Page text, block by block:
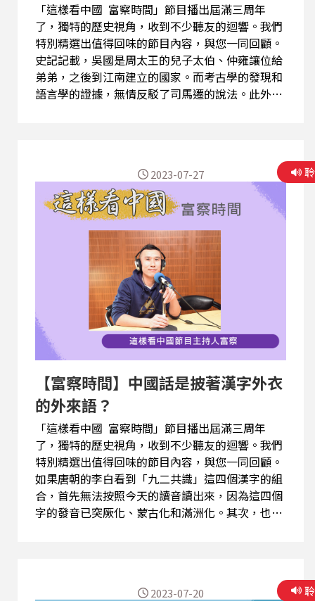
「這樣看中國 富察時間」節目播出屆滿三周年
了，獨特的歷史視角，收到不少聽友的迴響。我們
特別精選出值得回味的節目內容，與您一同回顧。
史記記載，吳國是周太王的兒子太伯、仲雍讓位給
弟弟，之後到江南建立的國家。而考古學的發現和
語言學的證據，無情反駁了司馬遷的說法。此外，
EMAIL: 2020@rti.org.tw、
20200203news@gmail.com PODCAST：SOUND
ON 、SPOTIFY 、Apple Podcasts 、Google 播
【富察時間】中國話是披著漢字外衣
的外來語？
「這樣看中國 富察時間」節目播出屆滿三周年
了，獨特的歷史視角，收到不少聽友的迴響。我們
特別精選出值得回味的節目內容，與您一同回顧。
如果唐朝的李白看到「九二共識」這四個漢字的組
合，首先無法按照今天的讀音讀出來，因為這四個
字的發音已突厥化、蒙古化和滿洲化。其次，也不
播放鍵圖案收聽，或透過Podcast平台搜尋「這樣
2023-07-27
2023-07-20